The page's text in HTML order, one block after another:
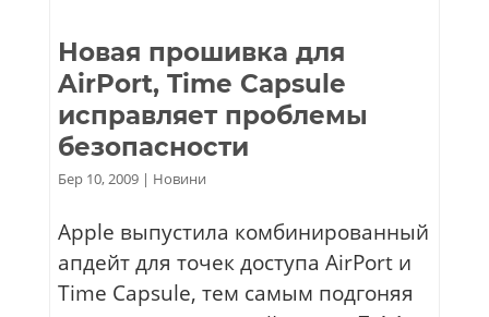
Новая прошивка для
AirPort, Time Capsule
исправляет проблемы
безопасности
Бер 10, 2009| Новини
Apple выпустила комбинированный
апдейт для точек доступа AirPort и
Time Capsule, тем самым подгоняя